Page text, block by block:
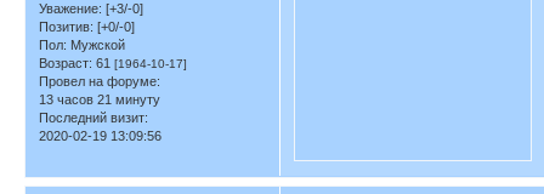
Уважение: [+3/-0]
Позитив: [+0/-0]
Пол: Мужской
Возраст: 61 [1964-10-17]
Провел на форуме:
13 часов 21 минуту
Последний визит:
2020-02-19 13:09:56